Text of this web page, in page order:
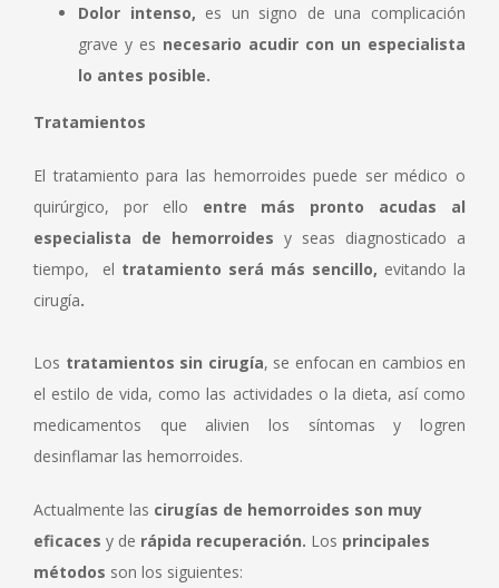
Dolor intenso, es un signo de una complicación
grave y es necesario acudir con un especialista
lo antes posible.
Tratamientos
El tratamiento para las hemorroides puede ser médico o
quirúrgico, por ello entre más pronto acudas al
especialista de hemorroides y seas diagnosticado a
tiempo, el tratamiento será más sencillo, evitando la
cirugía.
Los tratamientos sin cirugía, se enfocan en cambios en
el estilo de vida, como las actividades o la dieta, así como
medicamentos que alivien los síntomas y logren
desinflamar las hemorroides.
Actualmente las cirugías de hemorroides son muy
eficaces y de rápida recuperación. Los principales
métodos son los siguientes: